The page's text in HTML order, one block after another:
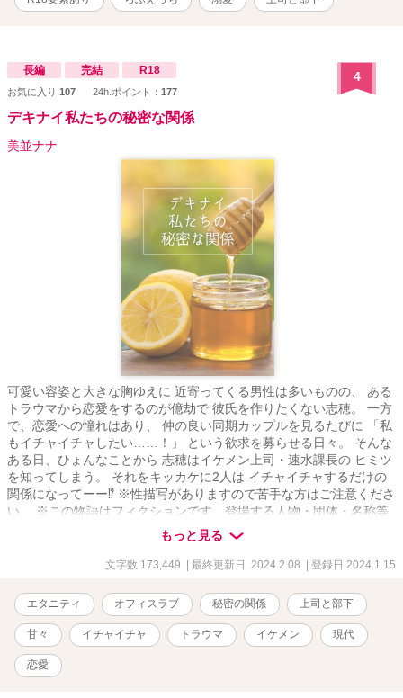
長編 完結 R18
お気に入り:107 24h.ポイント： 177
4
デキナイ私たちの秘密な関係
美並ナナ
可愛い容姿と大きな胸ゆえに 近寄ってくる男性は多いものの、 ある
トラウマから恋愛をするのが億劫で 彼氏を作りたくない志穂。 一方
で、恋愛への憧れはあり、 仲の良い同期カップルを見るたびに 「私
もイチャイチャしたい……！」 という欲求を募らせる日々。 そんな
ある日、ひょんなことから 志穂はイケメン上司・速水課長の ヒミツ
を知ってしまう。 それをキッカケに2人は イチャイチャするだけの
関係になってーー⁉︎ ※性描写がありますので苦手な方はご注意くださ
い。 ※この物語はフィクションです。登場する人物・団体・名称等
は架空であり、実在のものとは関係ありません。 ※この作品はエブ
リスタ様にも掲載しています。
もっと見る
文字数 173,449 | 最終更新日 2024.2.08 | 登録日 2024.1.15
エタニティ オフィスラブ 秘密の関係 上司と部下
甘々 イチャイチャ トラウマ イケメン 現代
恋愛